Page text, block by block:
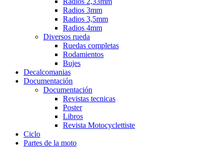
Radios 3mm
Radios 3,5mm
Radios 4mm
Diversos rueda
Ruedas completas
Rodamientos
Bujes
Decalcomanias
Documentación
Documentación
Revistas tecnicas
Poster
Libros
Revista Motocyclettiste
Ciclo
Partes de la moto